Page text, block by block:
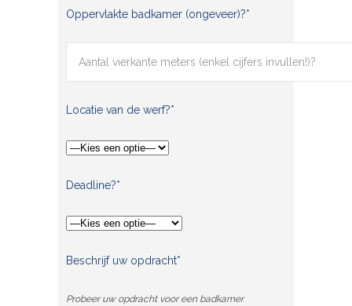
Oppervlakte badkamer (ongeveer)?*
Locatie van de werf?*
Deadline?*
Beschrijf uw opdracht*
Probeer uw opdracht voor een badkamer